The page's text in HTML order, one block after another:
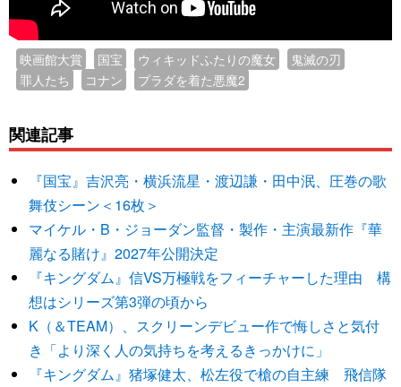
映画館大賞 国宝 ウィキッドふたりの魔女
鬼滅の刃
罪人たち
コナン プラダを着た悪魔2
関連記事
『国宝』吉沢亮・横浜流星・渡辺謙・田中泯、圧巻の歌
舞伎シーン＜16枚＞
マイケル・B・ジョーダン監督・製作・主演最新作『華
麗なる賭け』2027年公開決定
『キングダム』信VS万極戦をフィーチャーした理由 構
想はシリーズ第3弾の頃から
K（＆TEAM）、スクリーンデビュー作で悔しさと気付
き「より深く人の気持ちを考えるきっかけに」
『キングダム』猪塚健太、松左役で槍の自主練 飛信隊